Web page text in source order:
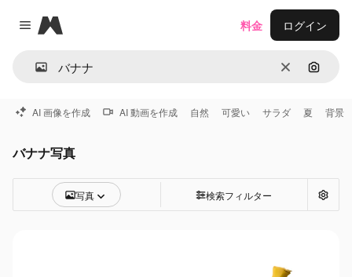
Close menu
Magnific
消去 画像で
料金 ログイン
AI 画像を作成 AI 動画を作成 自然 可愛い サラダ 夏 背景
バナナ写真
写真 検索フィルター